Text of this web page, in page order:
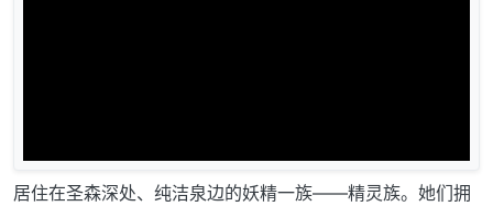
居住在圣森深处、纯洁泉边的妖精一族——精灵族。她们拥